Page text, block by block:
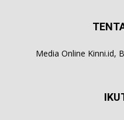
Media Online Kinni.id,